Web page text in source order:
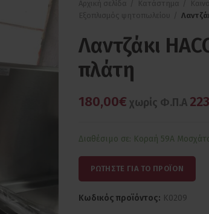
Λαντζάκι
πλάτη
180,00€ χωρίς Φ.Π.Α
Διαθέσιμο σε: Κοραή 59Α
ΡΩΤΗΣΤΕ ΓΙΑ ΤΟ ΠΡΟΪΟΝ
Κωδικός προϊόντος: Κ0209